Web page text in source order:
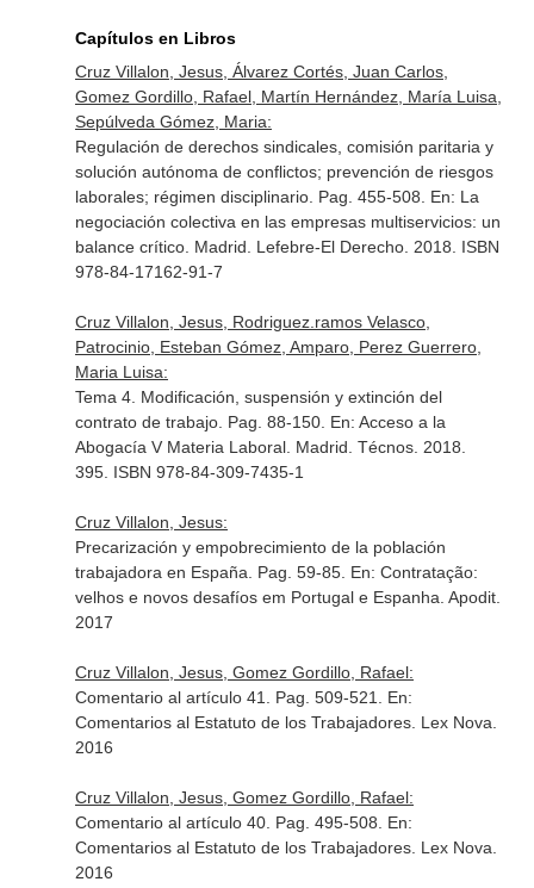
Capítulos en Libros
Cruz Villalon, Jesus, Álvarez Cortés, Juan Carlos,
Gomez Gordillo, Rafael, Martín Hernández, María Luisa,
Sepúlveda Gómez, Maria:
Regulación de derechos sindicales, comisión paritaria y
solución autónoma de conflictos; prevención de riesgos
laborales; régimen disciplinario. Pag. 455-508. En: La
negociación colectiva en las empresas multiservicios: un
balance crítico. Madrid. Lefebre-El Derecho. 2018. ISBN
978-84-17162-91-7
Cruz Villalon, Jesus, Rodriguez.ramos Velasco,
Patrocinio, Esteban Gómez, Amparo, Perez Guerrero,
Maria Luisa:
Tema 4. Modificación, suspensión y extinción del
contrato de trabajo. Pag. 88-150. En: Acceso a la
Abogacía V Materia Laboral. Madrid. Técnos. 2018.
395. ISBN 978-84-309-7435-1
Cruz Villalon, Jesus:
Precarización y empobrecimiento de la población
trabajadora en España. Pag. 59-85. En: Contratação:
velhos e novos desafíos em Portugal e Espanha . Apodit.
2017
Cruz Villalon, Jesus, Gomez Gordillo, Rafael:
Comentario al artículo 41. Pag. 509-521. En:
Comentarios al Estatuto de los Trabajadores. Lex Nova.
2016
Cruz Villalon, Jesus, Gomez Gordillo, Rafael:
Comentario al artículo 40. Pag. 495-508. En:
Comentarios al Estatuto de los Trabajadores. Lex Nova.
2016